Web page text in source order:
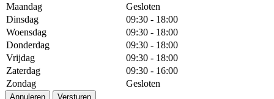
Maandag
Gesloten
Dinsdag
09:30 - 18:00
Woensdag
09:30 - 18:00
Donderdag
09:30 - 18:00
Vrijdag
09:30 - 18:00
Zaterdag
09:30 - 16:00
Zondag
Gesloten
Annuleren Versturen